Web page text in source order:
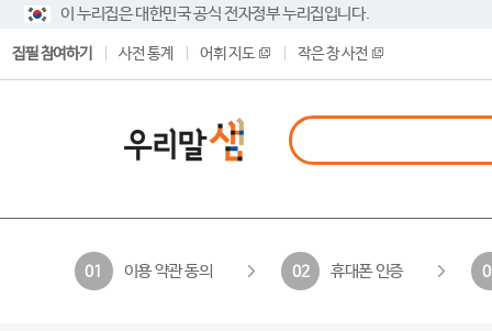
이 누리집은 대한민국 공식 전자정부 누리집입니다.
집필 참여하기 사전 통계 어휘 지도 작은 창 사전
01 이용 약관 동의 02 휴대폰 인증